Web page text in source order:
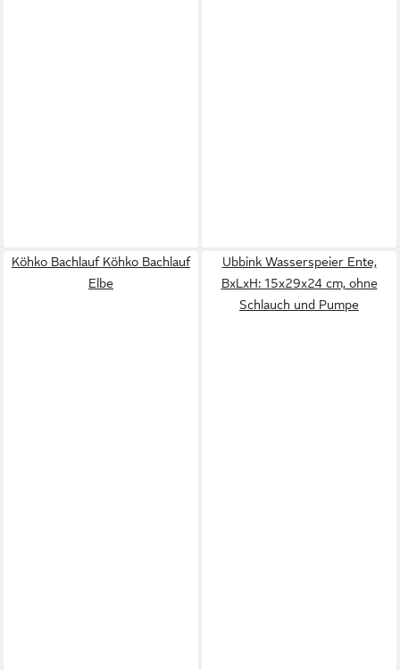
Köhko Bachlauf Köhko Bachlauf
Elbe
Ubbink Wasserspeier Ente,
BxLxH: 15x29x24 cm, ohne
Schlauch und Pumpe